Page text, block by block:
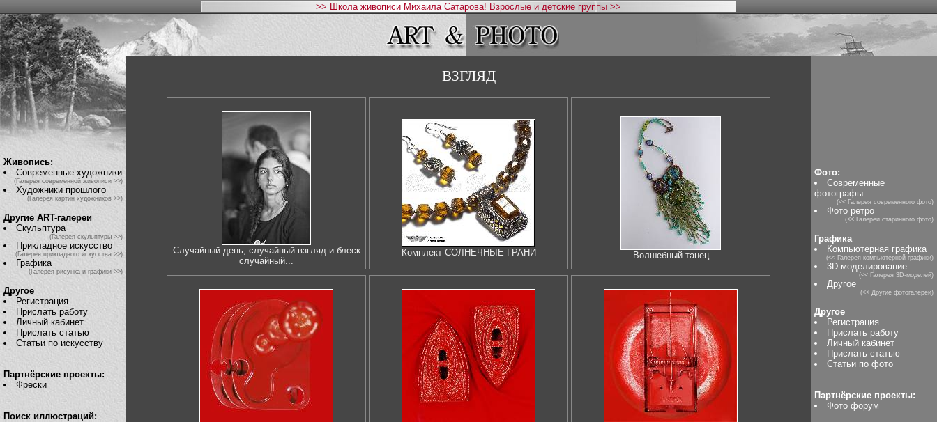
>> Школа живописи Михаила Сатарова! Взрослые и детские группы >>
Живопись:
Современные художники
(Галерея современной живописи >>)
Художники прошлого
(Галерея картин художников >>)
Другие ART-галереи
Скульптура
(Галерея скульптуры >>)
Прикладное искусство
(Галерея прикладного искусства >>)
Графика
(Галерея рисунка и графики >>)
Другое
Регистрация
Прислать работу
Личный кабинет
Прислать статью
Статьи по искусству
Партнёрские проекты:
Фрески
Поиск иллюстраций:
ВЗГЛЯД
Случайный день, случайный взгляд и блеск
случайный...
Комплект СОЛНЕЧНЫЕ ГРАНИ Волшебный танец
Фото:
Современные
фотографы
(<< Галерея современного фото)
Фото ретро
(<< Галереи старинного фото)
Графика
Компьютерная графика
(<< Галерея компьютерной графики)
3D-моделирование
(<< Галерея 3D-моделей)
Другое
(<< Другие фотогалереи)
Другое
Регистрация
Прислать работу
Личный кабинет
Прислать статью
Статьи по фото
Партнёрские проекты:
Фото форум